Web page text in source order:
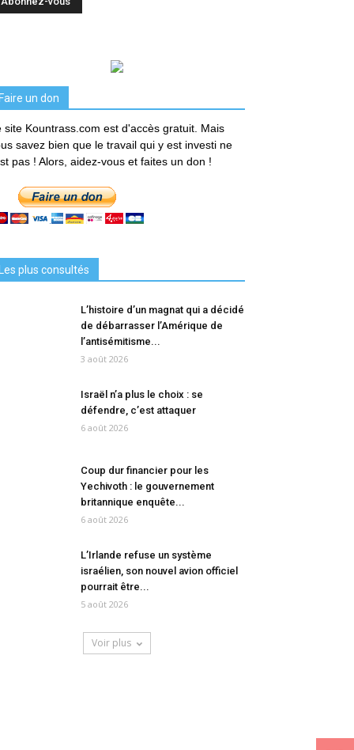
Faire un don
site Kountrass.com est d'accès gratuit. Mais
savez bien que le travail qui y est investi ne
pas ! Alors, aidez-vous et faites un don !
Les plus consultés
L’histoire d’un magnat qui a décidé
de débarrasser l’Amérique de
l’antisémitisme...
3 août 2026
Israël n’a plus le choix : se
défendre, c’est attaquer
6 août 2026
Coup dur financier pour les
Yechivoth : le gouvernement
britannique enquête...
6 août 2026
L’Irlande refuse un système
israélien, son nouvel avion officiel
pourrait être...
5 août 2026
Voir plus